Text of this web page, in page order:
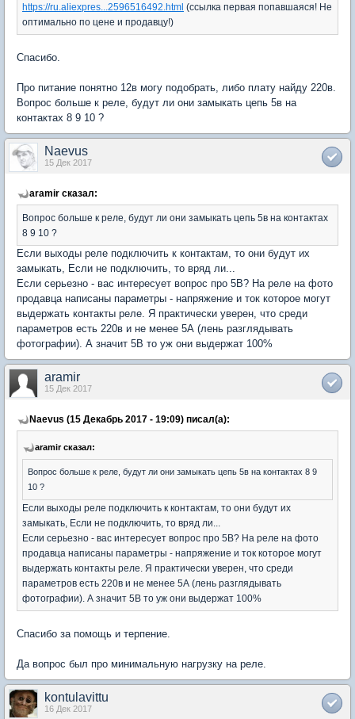
https://ru.aliexpres...2596516492.html (ссылка первая попавшаяся! Не
оптимально по цене и продавцу!)
Спасибо.
Про питание понятно 12в могу подобрать, либо плату найду 220в.
Вопрос больше к реле, будут ли они замыкать цепь 5в на
контактах 8 9 10 ?
Naevus
15 Дек 2017
aramir сказал:
Вопрос больше к реле, будут ли они замыкать цепь 5в на контактах
8 9 10 ?
Если выходы реле подключить к контактам, то они будут их
замыкать, Если не подключить, то вряд ли...
Если серьезно - вас интересует вопрос про 5В? На реле на фото
продавца написаны параметры - напряжение и ток которое могут
выдержать контакты реле. Я практически уверен, что среди
параметров есть 220в и не менее 5А (лень разглядывать
фотографии). А значит 5В то уж они выдержат 100%
aramir
15 Дек 2017
Naevus (15 Декабрь 2017 - 19:09) писал(а):
aramir сказал:
Вопрос больше к реле, будут ли они замыкать цепь 5в на контактах 8 9
10 ?
Если выходы реле подключить к контактам, то они будут их
замыкать, Если не подключить, то вряд ли...
Если серьезно - вас интересует вопрос про 5В? На реле на фото
продавца написаны параметры - напряжение и ток которое могут
выдержать контакты реле. Я практически уверен, что среди
параметров есть 220в и не менее 5А (лень разглядывать
фотографии). А значит 5В то уж они выдержат 100%
Спасибо за помощь и терпение.
Да вопрос был про минимальную нагрузку на реле.
kontulavittu
16 Дек 2017